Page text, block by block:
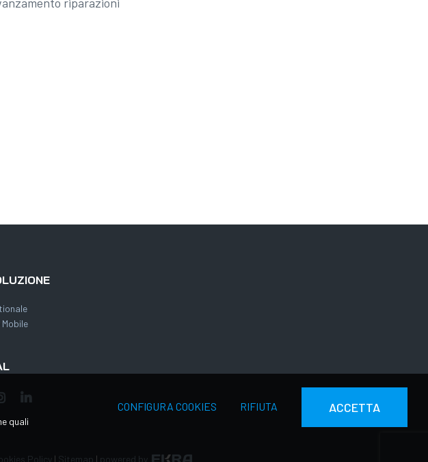
Policy| Sitemap | powered by
quali
CONFIGURA COOKIES RIFIUTA ACCETTA